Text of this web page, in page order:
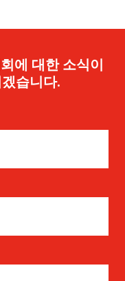
에 대한 소식이
습니다.